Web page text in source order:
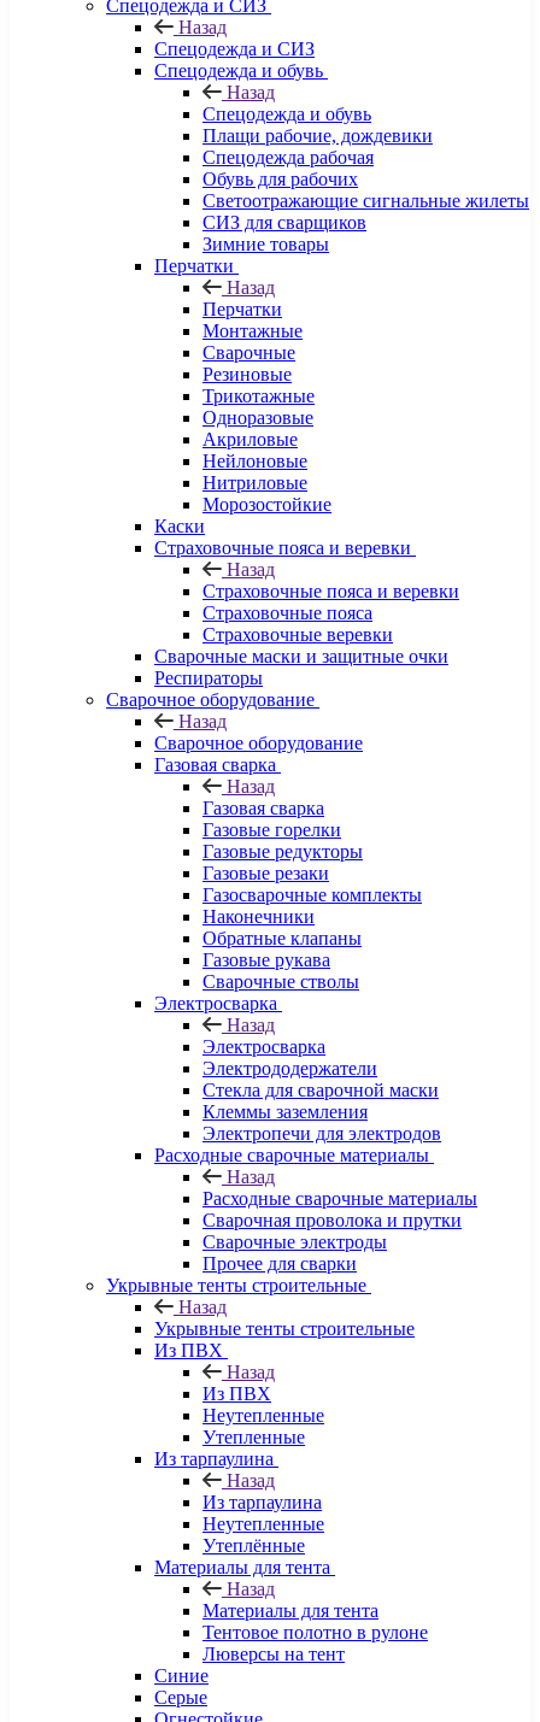
Спецодежда и СИЗ
Назад
Спецодежда и СИЗ
Спецодежда и обувь
Назад
Спецодежда и обувь
Плащи рабочие, дождевики
Спецодежда рабочая
Обувь для рабочих
Светоотражающие сигнальные жилеты
СИЗ для сварщиков
Зимние товары
Перчатки
Назад
Перчатки
Монтажные
Сварочные
Резиновые
Трикотажные
Одноразовые
Акриловые
Нейлоновые
Нитриловые
Морозостойкие
Каски
Страховочные пояса и веревки
Назад
Страховочные пояса и веревки
Страховочные пояса
Страховочные веревки
Сварочные маски и защитные очки
Респираторы
Сварочное оборудование
Назад
Сварочное оборудование
Газовая сварка
Назад
Газовая сварка
Газовые горелки
Газовые редукторы
Газовые резаки
Газосварочные комплекты
Наконечники
Обратные клапаны
Газовые рукава
Сварочные стволы
Электросварка
Назад
Электросварка
Электрододержатели
Стекла для сварочной маски
Клеммы заземления
Электропечи для электродов
Расходные сварочные материалы
Назад
Расходные сварочные материалы
Сварочная проволока и прутки
Сварочные электроды
Прочее для сварки
Укрывные тенты строительные
Назад
Укрывные тенты строительные
Из ПВХ
Назад
Из ПВХ
Неутепленные
Утепленные
Из тарпаулина
Назад
Из тарпаулина
Неутепленные
Утеплённые
Материалы для тента
Назад
Материалы для тента
Тентовое полотно в рулоне
Люверсы на тент
Синие
Серые